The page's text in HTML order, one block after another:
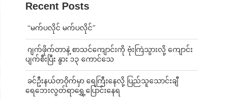
Recent Posts
⁨ ⁨“မက်ပလိုင် မက်ပလိုင်”
⁨⁩ ⁨ဂျက်ဖိုက်တာနဲ့ စာသင်ကျောင်းကို ဗုံးကြဲသွားလို့ ကျောင်း
ပျက်စီးပြီး နွား ၁၃ ကောင်သေ
⁩ ⁨ခင်ဦးနယ်တဝိုက်မှာ ရေကြီးနေလို့ ပြည်သူသောင်းချီ
ရေဘေးလွတ်ရာရွှေ့ပြောင်းနေရ